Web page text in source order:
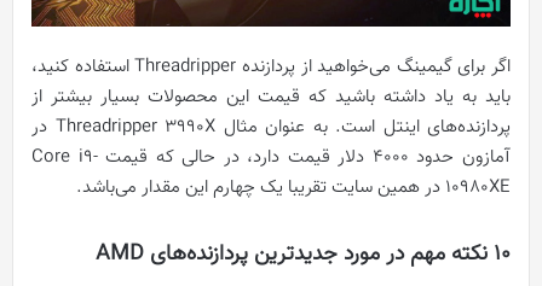
اگر برای گیمینگ می‌خواهید از پردازنده‌ Threadripper استفاده کنید،
باید به یاد داشته باشید که قیمت این محصولات بسیار بیشتر از
پردازنده‌های اینتل است. به عنوان مثال Threadripper 3990X در
آمازون حدود 4000 دلار قیمت دارد، در حالی که قیمت Core i9-
10980XE در همین سایت تقریبا یک چهارم این مقدار می‌باشد.
10 نکته مهم در مورد جدیدترین پردازنده‌های AMD